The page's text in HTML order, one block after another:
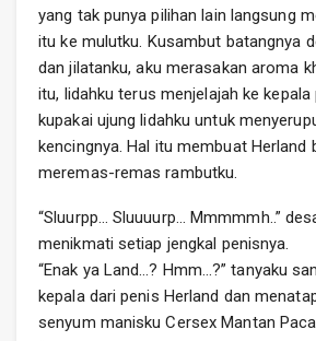
yang tak punya pilihan lain langsung
itu ke mulutku. Kusambut batangnya
dan jilatanku, aku merasakan aroma
itu, lidahku terus menjelajah ke kepala
kupakai ujung lidahku untuk
kencingnya. Hal itu membuat Herland
meremas-remas rambutku.
“Sluurpp… Sluuuurp… Mmmmmh..”
menikmati setiap jengkal penisnya.
“Enak ya Land…? Hmm…?” tanyaku
kepala dari penis Herland dan
senyum manisku Cersex Mantan